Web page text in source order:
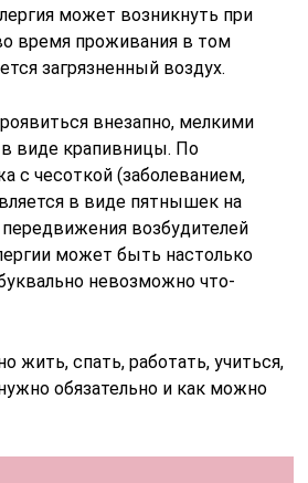
может возникнуть при
время проживания в том
загрязненный воздух.
внезапно, мелкими
виде крапивницы. По
с чесоткой (заболеванием,
в виде пятнышек на
возбудителей
может быть настолько
невозможно что-
жить, спать, работать, учиться,
обязательно и как можно